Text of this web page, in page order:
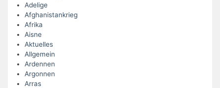
Adelige
Afghanistankrieg
Afrika
Aisne
Aktuelles
Allgemein
Ardennen
Argonnen
Arras